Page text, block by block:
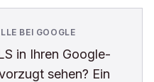
BEI GOOGLE
in Ihren Google-
sehen? Ein